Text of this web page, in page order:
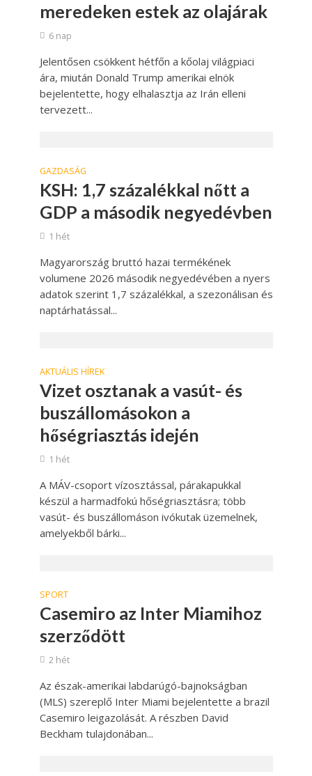
meredeken estek az olajárak
6 nap
Jelentősen csökkent hétfőn a kőolaj világpiaci
ára, miután Donald Trump amerikai elnök
bejelentette, hogy elhalasztja az Irán elleni
tervezett...
GAZDASÁG
KSH: 1,7 százalékkal nőtt a
GDP a második negyedévben
1 hét
Magyarország bruttó hazai termékének
volumene 2026 második negyedévében a nyers
adatok szerint 1,7 százalékkal, a szezonálisan és
naptárhatással...
AKTUÁLIS HÍREK
Vizet osztanak a vasút- és
buszállomásokon a
hőségriasztás idején
1 hét
A MÁV-csoport vízosztással, párakapukkal
készül a harmadfokú hőségriasztásra; több
vasút- és buszállomáson ivókutak üzemelnek,
amelyekből bárki...
SPORT
Casemiro az Inter Miamihoz
szerződött
2 hét
Az észak-amerikai labdarúgó-bajnokságban
(MLS) szereplő Inter Miami bejelentette a brazil
Casemiro leigazolását. A részben David
Beckham tulajdonában...